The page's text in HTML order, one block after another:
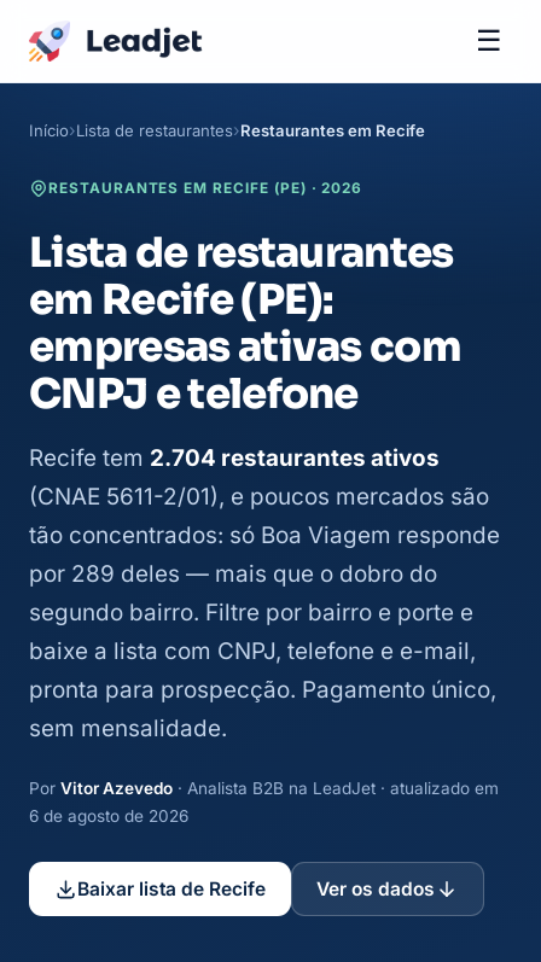
☰
Início Lista de restaurantes Restaurantes em Recife
RESTAURANTES EM RECIFE (PE) · 2026
Lista de restaurantes
em Recife (PE):
empresas ativas com
CNPJ e telefone
Recife tem 2.704 restaurantes ativos
(CNAE 5611-2/01), e poucos mercados são
tão concentrados: só Boa Viagem responde
por 289 deles — mais que o dobro do
segundo bairro. Filtre por bairro e porte e
baixe a lista com CNPJ, telefone e e-mail,
pronta para prospecção. Pagamento único,
sem mensalidade.
Por Vitor Azevedo · Analista B2B na LeadJet · atualizado em
6 de agosto de 2026
Baixar lista de Recife Ver os dados